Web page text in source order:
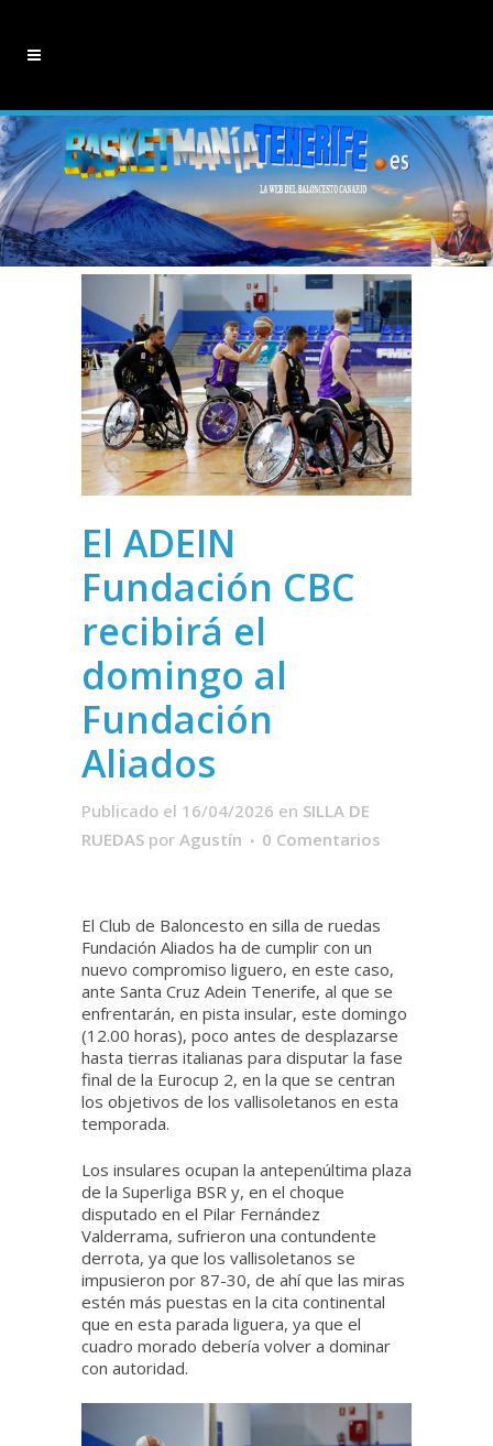
El ADEIN
Fundación CBC
recibirá el
domingo al
Fundación
Aliados
Publicado el 16/04/2026 en SILLA DE
RUEDAS por Agustín 0 Comentarios
El Club de Baloncesto en silla de ruedas
Fundación Aliados ha de cumplir con un
nuevo compromiso liguero, en este caso,
ante Santa Cruz Adein Tenerife, al que se
enfrentarán, en pista insular, este domingo
(12.00 horas), poco antes de desplazarse
hasta tierras italianas para disputar la fase
final de la Eurocup 2, en la que se centran
los objetivos de los vallisoletanos en esta
temporada.
Los insulares ocupan la antepenúltima plaza
de la Superliga BSR y, en el choque
disputado en el Pilar Fernández
Valderrama, sufrieron una contundente
derrota, ya que los vallisoletanos se
impusieron por 87-30, de ahí que las miras
estén más puestas en la cita continental
que en esta parada liguera, ya que el
cuadro morado debería volver a dominar
con autoridad.